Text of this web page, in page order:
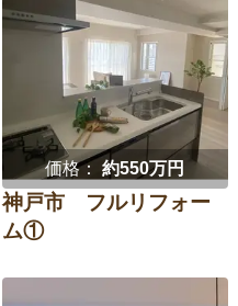
価格：約550万円
神戸市 フルリフォー
ム①